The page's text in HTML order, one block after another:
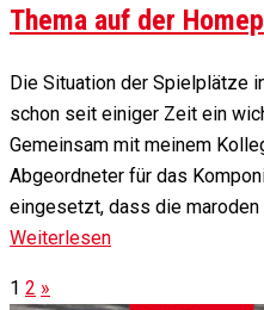
Thema auf der
Die Situation der Spielplätze
schon seit einiger Zeit ein
Gemeinsam mit meinem
Abgeordneter für das
eingesetzt, dass die
Weiterlesen
1 2 »